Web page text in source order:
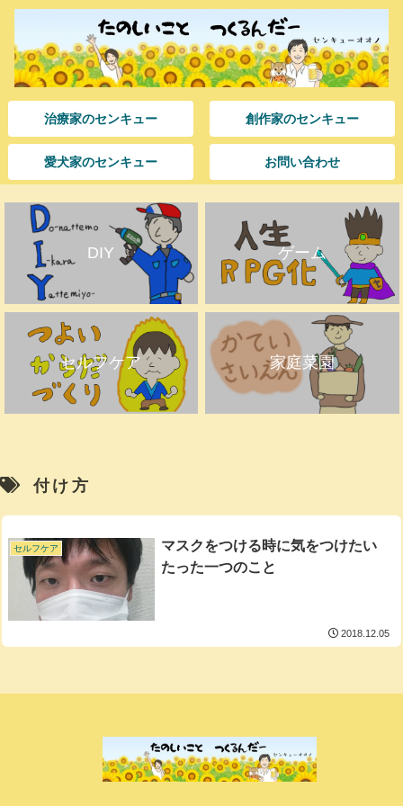
治療家のセンキュー 創作家のセンキュー
愛犬家のセンキュー お問い合わせ
DIY ゲーム
セルフケア 家庭菜園
付け方
セルフケア
マスクをつける時に気をつけたい
たった一つのこと
2018.12.05